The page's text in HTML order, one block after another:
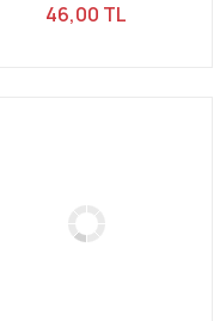
46,00 TL